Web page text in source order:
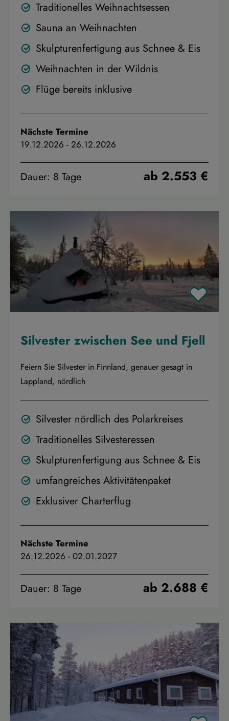
Traditionelles Weihnachtsessen
Sauna an Weihnachten
Skulpturenfertigung aus Schnee & Eis
Weihnachten in der Wildnis
Flüge bereits inklusive
Nächste Termine
19.12.2026 - 26.12.2026
Dauer: 8 Tage ab 2.553 €
Silvester zwischen See und Fjell
Feiern Sie Silvester in Finnland, genauer gesagt in
Lappland, nördlich
Silvester nördlich des Polarkreises
Traditionelles Silvesteressen
Skulpturenfertigung aus Schnee & Eis
umfangreiches Aktivitätenpaket
Exklusiver Charterflug
Nächste Termine
26.12.2026 - 02.01.2027
Dauer: 8 Tage ab 2.688 €